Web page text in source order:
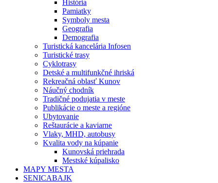
História
Pamiatky
Symboly mesta
Geografia
Demografia
Turistická kancelária Infosen
Turistické trasy
Cyklotrasy
Detské a multifunkčné ihriská
Rekreačná oblasť Kunov
Náučný chodník
Tradičné podujatia v meste
Publikácie o meste a regióne
Ubytovanie
Reštaurácie a kaviarne
Vlaky, MHD, autobusy
Kvalita vody na kúpanie
Kunovská priehrada
Mestské kúpalisko
MAPY MESTA
SENICABAJK